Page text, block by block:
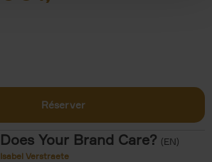
Réserver
Does Your Brand Care? (EN)
Isabel Verstraete